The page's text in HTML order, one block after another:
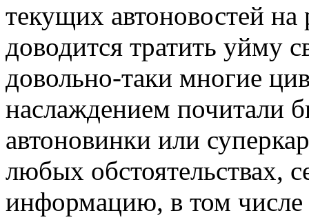
текущих автоновостей
доводится тратить уйму
довольно-таки многие
наслаждением почитали
автоновинки или
любых обстоятельствах,
информацию, в том числе